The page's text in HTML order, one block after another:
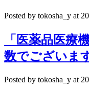
Posted by tokosha_y at
「医薬品医療
数でございま
Posted by tokosha_y at